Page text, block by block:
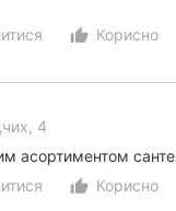
thumb_up_alt
Корисно
4
асортиментом
thumb_up_alt
Корисно